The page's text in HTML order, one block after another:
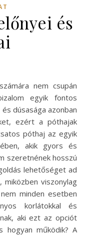
és
egyik fontos
dúsasága azonban
ezért a póthajak
póthaj az egyik
akik gyors és
szeretnének hosszú
lehetőséget ad
viszonylag
minden esetben
korlátokkal és
aki ezt az opciót
működik? A